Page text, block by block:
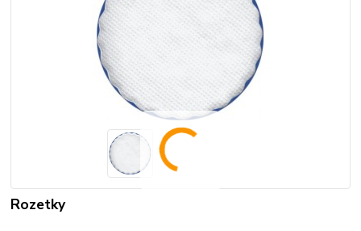
Rozetky